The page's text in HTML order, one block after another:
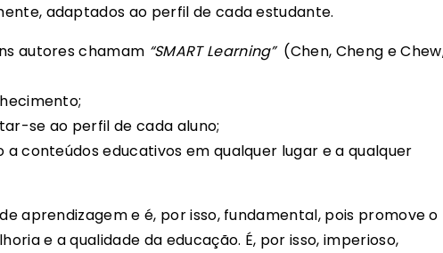
adaptados ao perfil de cada estudante.
autores chamam “SMART Learning”(Chen, Cheng e
se ao perfil de cada aluno;
conteúdos educativos em qualquer lugar e a qualquer
aprendizagem e é, por isso, fundamental, pois promove o
e a qualidade da educação. É, por isso, imperioso,